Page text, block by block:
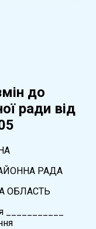
до
ради від
РАДА
ОБЛАСТЬ
___________